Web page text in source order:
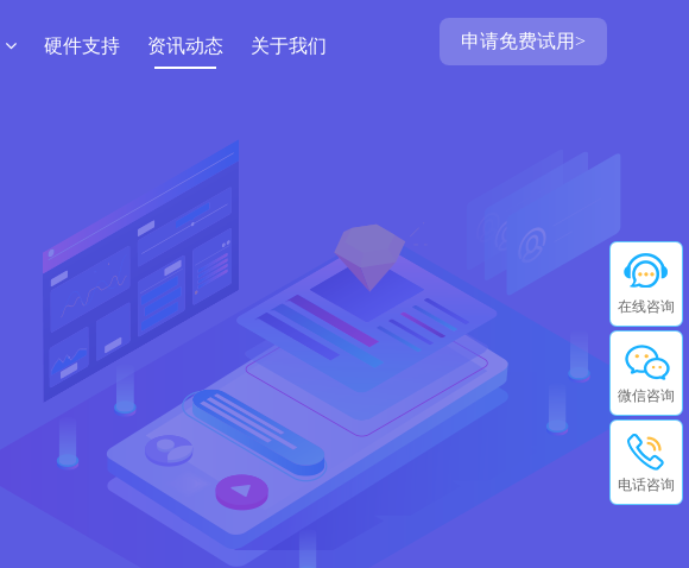
申请免费试用>
硬件支持 资讯动态 关于我们
在线咨询
微信咨询
电话咨询